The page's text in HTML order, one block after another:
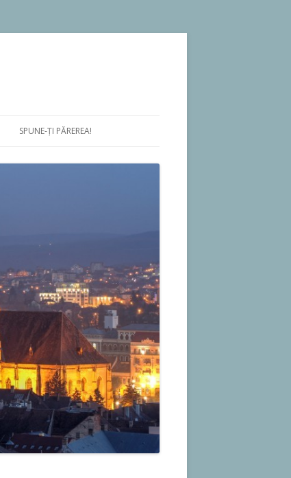
SPUNE-ŢI PĂREREA!